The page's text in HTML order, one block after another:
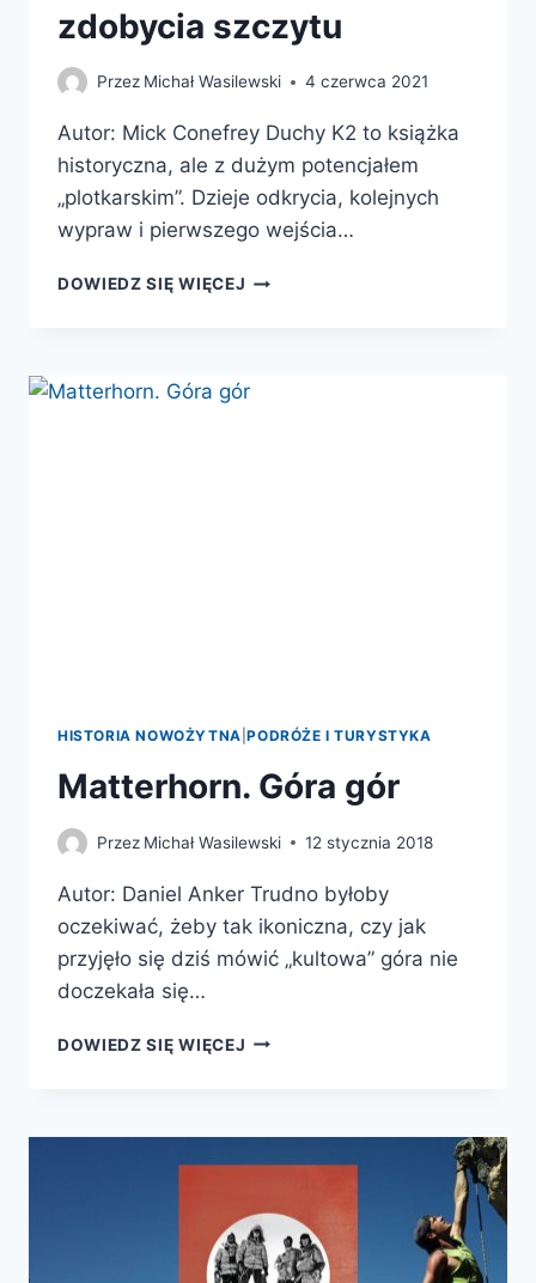
zdobycia szczytu
Przez Michał Wasilewski 4 czerwca 2021
Autor: Mick Conefrey Duchy K2 to książka
historyczna, ale z dużym potencjałem
„plotkarskim”. Dzieje odkrycia, kolejnych
wypraw i pierwszego wejścia…
DOWIEDZ SIĘ WIĘCEJ DUCHY
SZCZYTU
HISTORIA NOWOŻYTNA |PODRÓŻE I TURYSTYKA
Matterhorn. Góra gór
Przez Michał Wasilewski 12 stycznia 2018
Autor: Daniel Anker Trudno byłoby
oczekiwać, żeby tak ikoniczna, czy jak
przyjęło się dziś mówić „kultowa” góra nie
doczekała się…
DOWIEDZ SIĘ WIĘCEJ MATTERHORN.